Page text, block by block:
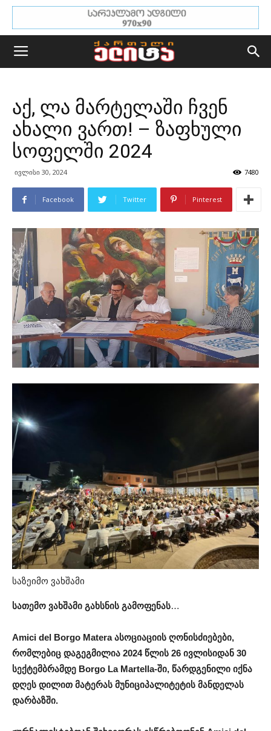
აქ, ლა მარტელაში ჩვენ
ახალი ვართ! – ზაფხული
სოფელში 2024
ივლისი 30, 2024 7480
Facebook Twitter Pinterest
საზეიმო ვახშამი
სათემო ვახშამი გახსნის გამოფენას…
Amici del Borgo Matera ასოციაციის ღონისძიებები,
რომლებიც დაგეგმილია 2024 წლის 26 ივლისიდან 30
სექტემბრამდე Borgo La Martella-ში, წარდგენილი იქნა
დღეს დილით მატერას მუნიციპალიტეტის მანდელას
დარბაზში.